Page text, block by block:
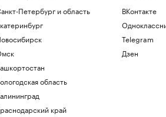
Петербург и область
область
край
ВКонтакте
Telegram
Дзен